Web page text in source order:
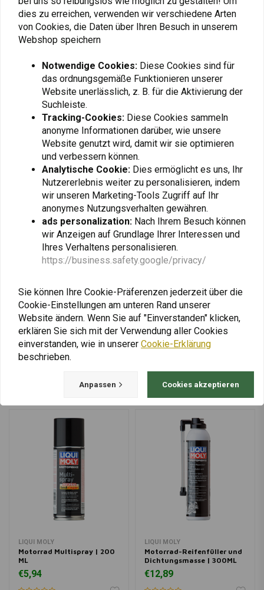
Hinterlässt keine Verbrennungsrückstände
Artikel Code : LM 1505
Fügen Sie Ihre Bewertung hinzu
Ähnliche Produkte
DENALI
Schaltnetzteil-
€11,07
TOURATECH
Reifenreparaturset
€50,94
Mehr laden
LIQUI MOLY
Motorrad Multispray | 200
ML
€5,94
LIQUI MOLY
Motorrad-Reifenfüller und
Dichtungsmasse | 300ML
€12,89
dies zu erreichen, verwenden wir verschiedene Arten
von Cookies, die Daten über Ihren Besuch in unserem
Webshop speichern
Notwendige Cookies: Diese Cookies sind für
das ordnungsgemäße Funktionieren unserer
Website unerlässlich, z. B. für die Aktivierung der
Suchleiste.
Tracking-Cookies: Diese Cookies sammeln
anonyme Informationen darüber, wie unsere
Website genutzt wird, damit wir sie optimieren
und verbessern können.
Analytische Cookie: Dies ermöglicht es uns, Ihr
Nutzererlebnis weiter zu personalisieren, indem
wir unseren Marketing-Tools Zugriff auf Ihr
anonymes Nutzungsverhalten gewähren.
ads personalization: Nach Ihrem Besuch können
wir Anzeigen auf Grundlage Ihrer Interessen und
Ihres Verhaltens personalisieren.
https://business.safety.google/privacy/
Sie können Ihre Cookie-Präferenzen jederzeit über die
Cookie-Einstellungen am unteren Rand unserer
Website ändern. Wenn Sie auf "Einverstanden" klicken,
erklären Sie sich mit der Verwendung aller Cookies
einverstanden, wie in unserer Cookie-Erklärung
beschrieben.
Anpassen Cookies akzeptieren